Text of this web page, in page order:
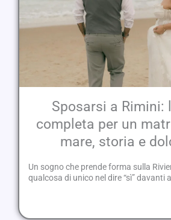
Sposarsi a Rimini:
completa per un
mare, storia e
Un sogno che prende forma sulla
qualcosa di unico nel dire “sì” davanti